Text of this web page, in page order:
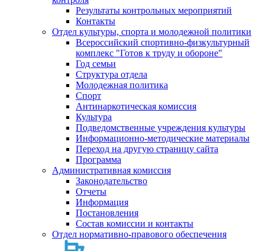
Результаты контрольных мероприятий
Контакты
Отдел культуры, спорта и молодежной политики
Всероссийский спортивно-физкультурный
комплекс "Готов к труду и обороне"
Год семьи
Структура отдела
Молодежная политика
Спорт
Антинаркотическая комиссия
Культура
Подведомственные учреждения культуры
Информационно-методические материалы
Переход на другую страницу сайта
Программа
Административная комиссия
Законодательство
Отчеты
Информация
Постановления
Состав комиссии и контакты
Отдел нормативно-правового обеспечения